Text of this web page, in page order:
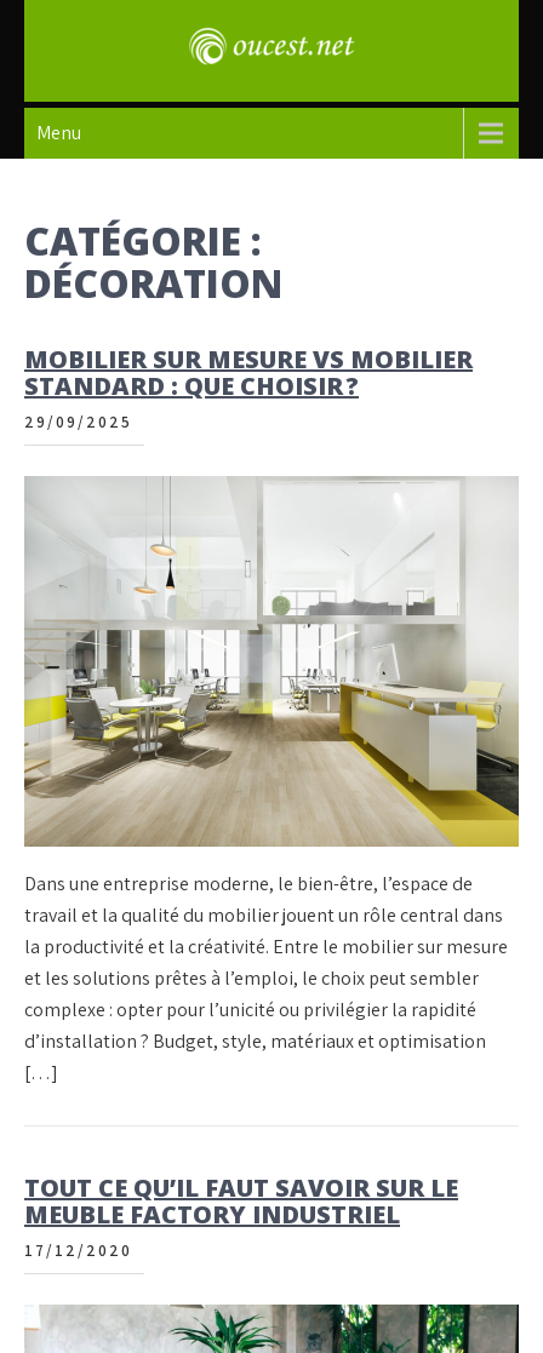
oucest
Menu
CATÉGORIE :
DÉCORATION
MOBILIER SUR MESURE VS MOBILIER
STANDARD : QUE CHOISIR ?
29/09/2025
Dans une entreprise moderne, le bien-être, l’espace de
travail et la qualité du mobilier jouent un rôle central dans
la productivité et la créativité. Entre le mobilier sur mesure
et les solutions prêtes à l’emploi, le choix peut sembler
complexe : opter pour l’unicité ou privilégier la rapidité
d’installation ? Budget, style, matériaux et optimisation
[…]
TOUT CE QU’IL FAUT SAVOIR SUR LE
MEUBLE FACTORY INDUSTRIEL
17/12/2020